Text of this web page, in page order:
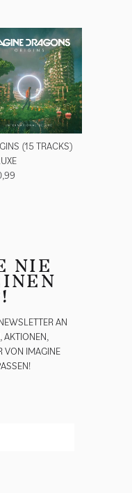
(15 TRACKS)
NIE
AN
AKTIONEN,
VON IMAGINE